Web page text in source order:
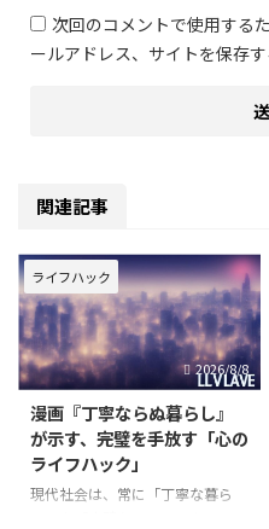
次回のコメントで使用する
ールアドレス、サイトを保存す
関連記事
ライフハック
2026/8/8
漫画『丁寧ならぬ暮らし』
が示す、完璧を手放す「心の
ライフハック」
現代社会は、常に「丁寧な暮ら